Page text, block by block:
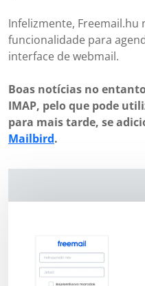
Infelizmente, Freemail.hu
funcionalidade para
interface de webmail.
Boas notícias no
IMAP, pelo que pode
para mais tarde, se
Mailbird.